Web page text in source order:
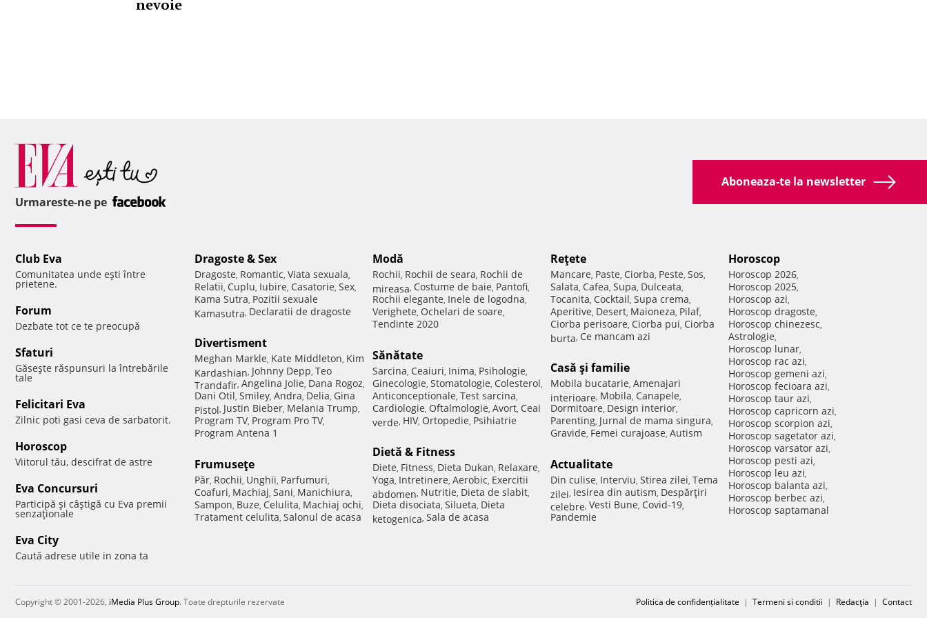
nevoie
Aboneaza-te la newsletter
Urmareste-ne pe
Club Eva
Comunitatea unde eşti între
prietene.
Forum
Dezbate tot ce te preocupă
Sfaturi
Găseşte răspunsuri la întrebările
tale
Felicitari Eva
Zilnic poti gasi ceva de sarbatorit.
Horoscop
Viitorul tău, descifrat de astre
Eva Concursuri
Participă şi câştigă cu Eva premii
senzaţionale
Eva City
Caută adrese utile in zona ta
Dragoste & Sex
Dragoste, Romantic, Viata sexuala,
Relatii, Cuplu, Iubire, Casatorie, Sex,
Kama Sutra, Pozitii sexuale
Kamasutra, Declaratii de dragoste
Divertisment
Meghan Markle, Kate Middleton, Kim
Kardashian, Johnny Depp, Teo
Trandafir, Angelina Jolie, Dana Rogoz,
Dani Otil, Smiley, Andra, Delia, Gina
Pistol, Justin Bieber, Melania Trump,
Program TV, Program Pro TV,
Program Antena 1
Frumuseţe
Păr, Rochii, Unghii, Parfumuri,
Coafuri, Machiaj, Sani, Manichiura,
Sampon, Buze, Celulita, Machiaj ochi,
Tratament celulita, Salonul de acasa
Modă
Rochii, Rochii de seara, Rochii de
mireasa, Costume de baie, Pantofi,
Rochii elegante, Inele de logodna,
Verighete, Ochelari de soare,
Tendinte 2020
Sănătate
Sarcina, Ceaiuri, Inima, Psihologie,
Ginecologie, Stomatologie, Colesterol,
Anticonceptionale, Test sarcina,
Cardiologie, Oftalmologie, Avort, Ceai
verde, HIV, Ortopedie, Psihiatrie
Dietă & Fitness
Diete, Fitness, Dieta Dukan, Relaxare,
Yoga, Intretinere, Aerobic, Exercitii
abdomen, Nutritie, Dieta de slabit,
Dieta disociata, Silueta, Dieta
ketogenica, Sala de acasa
Reţete
Mancare, Paste, Ciorba, Peste, Sos,
Salata, Cafea, Supa, Dulceata,
Tocanita, Cocktail, Supa crema,
Aperitive, Desert, Maioneza, Pilaf,
Ciorba perisoare, Ciorba pui, Ciorba
burta, Ce mancam azi
Casă şi familie
Mobila bucatarie, Amenajari
interioare, Mobila, Canapele,
Dormitoare, Design interior,
Parenting, Jurnal de mama singura,
Gravide, Femei curajoase, Autism
Actualitate
Din culise, Interviu, Stirea zilei, Tema
zilei, Iesirea din autism, Despărţiri
celebre, Vesti Bune, Covid-19,
Pandemie
Horoscop
Horoscop 2026,
Horoscop 2025,
Horoscop azi,
Horoscop dragoste,
Horoscop chinezesc,
Astrologie,
Horoscop lunar,
Horoscop rac azi,
Horoscop gemeni azi,
Horoscop fecioara azi,
Horoscop taur azi,
Horoscop capricorn azi,
Horoscop scorpion azi,
Horoscop sagetator azi,
Horoscop varsator azi,
Horoscop pesti azi,
Horoscop leu azi,
Horoscop balanta azi,
Horoscop berbec azi,
Horoscop saptamanal
Copyright © 2001-2026, iMedia Plus Group. Toate drepturile rezervate Politica de confidențialitate | Termeni si conditii | Redacţia | Contact